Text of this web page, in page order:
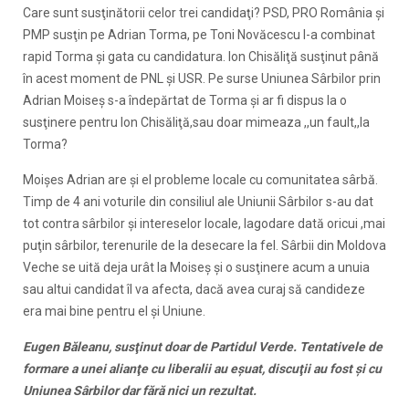
Care sunt susţinătorii celor trei candidaţi? PSD, PRO România şi
PMP susţin pe Adrian Torma, pe Toni Novăcescu l-a combinat
rapid Torma şi gata cu candidatura. Ion Chisăliţă susţinut până
în acest moment de PNL şi USR. Pe surse Uniunea Sârbilor prin
Adrian Moiseş s-a îndepărtat de Torma şi ar fi dispus la o
susţinere pentru Ion Chisăliţă,sau doar mimeaza ,,un fault,,la
Torma?
Moişes Adrian are şi el probleme locale cu comunitatea sârbă.
Timp de 4 ani voturile din consiliul ale Uniunii Sârbilor s-au dat
tot contra sârbilor şi intereselor locale, Iagodare dată oricui ,mai
puţin sârbilor, terenurile de la desecare la fel. Sârbii din Moldova
Veche se uită deja urât la Moiseş şi o susţinere acum a unuia
sau altui candidat îl va afecta, dacă avea curaj să candideze
era mai bine pentru el şi Uniune.
Eugen Băleanu, susţinut doar de Partidul Verde. Tentativele de
formare a unei alianţe cu liberalii au eşuat, discuţii au fost şi cu
Uniunea Sârbilor dar fără nici un rezultat.